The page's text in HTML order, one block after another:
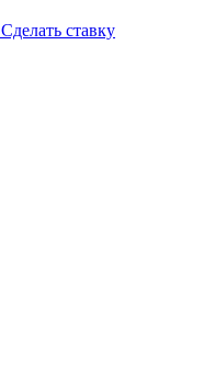
Сделать ставку